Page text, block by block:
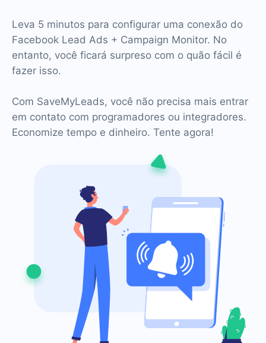
Leva 5 minutos para configurar uma conexão do
Facebook Lead Ads + Campaign Monitor. No
entanto, você ficará surpreso com o quão fácil é
fazer isso.
Com SaveMyLeads, você não precisa mais entrar
em contato com programadores ou integradores.
Economize tempo e dinheiro. Tente agora!